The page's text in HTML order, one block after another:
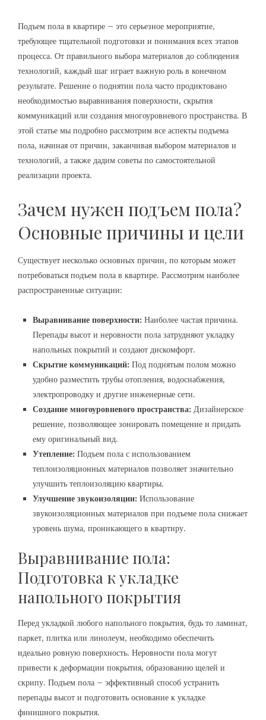
Подъем пола в квартире – это серьезное мероприятие,
требующее тщательной подготовки и понимания всех этапов
процесса. От правильного выбора материалов до соблюдения
технологий, каждый шаг играет важную роль в конечном
результате. Решение о поднятии пола часто продиктовано
необходимостью выравнивания поверхности, скрытия
коммуникаций или создания многоуровневого пространства. В
этой статье мы подробно рассмотрим все аспекты подъема
пола, начиная от причин, заканчивая выбором материалов и
технологий, а также дадим советы по самостоятельной
реализации проекта.
Зачем нужен подъем пола?
Основные причины и цели
Существует несколько основных причин, по которым может
потребоваться подъем пола в квартире. Рассмотрим наиболее
распространенные ситуации:
Выравнивание поверхности: Наиболее частая причина.
Перепады высот и неровности пола затрудняют укладку
напольных покрытий и создают дискомфорт.
Скрытие коммуникаций: Под поднятым полом можно
удобно разместить трубы отопления, водоснабжения,
электропроводку и другие инженерные сети.
Создание многоуровневого пространства: Дизайнерское
решение, позволяющее зонировать помещение и придать
ему оригинальный вид.
Утепление: Подъем пола с использованием
теплоизоляционных материалов позволяет значительно
улучшить теплоизоляцию квартиры.
Улучшение звукоизоляции: Использование
звукоизоляционных материалов при подъеме пола снижает
уровень шума, проникающего в квартиру.
Выравнивание пола:
Подготовка к укладке
напольного покрытия
Перед укладкой любого напольного покрытия, будь то ламинат,
паркет, плитка или линолеум, необходимо обеспечить
идеально ровную поверхность. Неровности пола могут
привести к деформации покрытия, образованию щелей и
скрипу. Подъем пола – эффективный способ устранить
перепады высот и подготовить основание к укладке
финишного покрытия.